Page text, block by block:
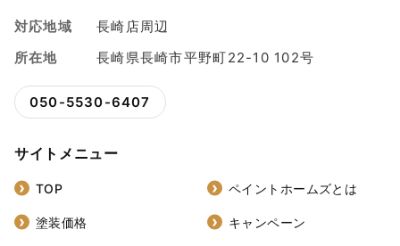
対応地域
長崎店周辺
所在地
長崎県長崎市平野町22-10 102号
050-5530-6407
サイトメニュー
TOP ペイントホームズとは
塗装価格 キャンペーン